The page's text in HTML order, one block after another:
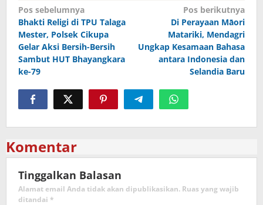
Navigasi
pos
Pos sebelumnya
Bhakti Religi di TPU Talaga
Mester, Polsek Cikupa
Gelar Aksi Bersih-Bersih
Sambut HUT Bhayangkara
ke-79
Pos berikutnya
Di Perayaan Māori
Matariki, Mendagri
Ungkap Kesamaan Bahasa
antara Indonesia dan
Selandia Baru
Komentar
Tinggalkan Balasan
Alamat email Anda tidak akan dipublikasikan. Ruas yang wajib
ditandai *